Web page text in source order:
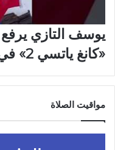
يوسف التازي يرفع
«كانغ ياتسي 2» في سن الـ15
مواقيت الصلاة